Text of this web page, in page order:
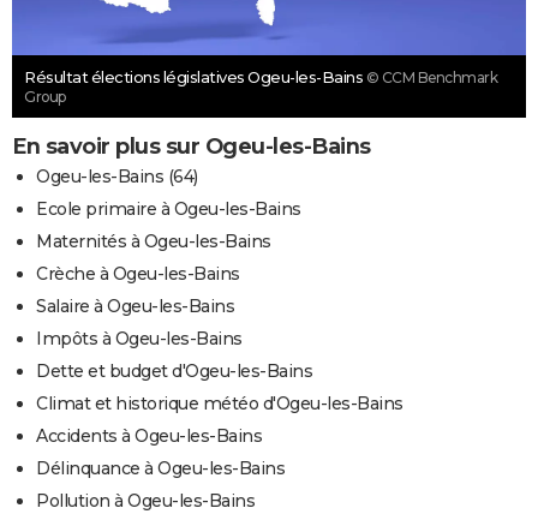
Résultat élections législatives Ogeu-les-Bains © CCM Benchmark
Group
En savoir plus sur Ogeu-les-Bains
Ogeu-les-Bains (64)
Ecole primaire à Ogeu-les-Bains
Maternités à Ogeu-les-Bains
Crèche à Ogeu-les-Bains
Salaire à Ogeu-les-Bains
Impôts à Ogeu-les-Bains
Dette et budget d'Ogeu-les-Bains
Climat et historique météo d'Ogeu-les-Bains
Accidents à Ogeu-les-Bains
Délinquance à Ogeu-les-Bains
Pollution à Ogeu-les-Bains